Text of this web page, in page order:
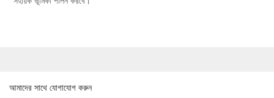
আমাদের সাথে যোগাযোগ করুন